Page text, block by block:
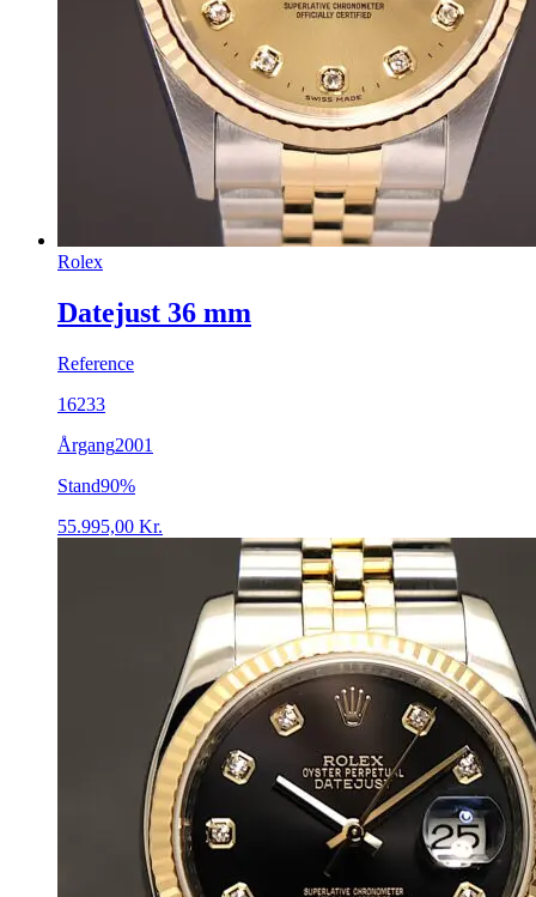
Rolex
Datejust 36 mm
Reference
16233
Årgang2001
Stand90%
55.995,00 Kr.